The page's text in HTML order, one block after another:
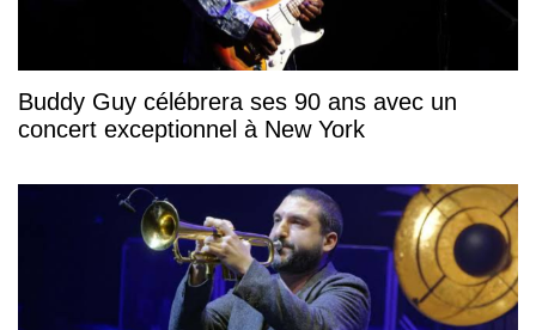
Buddy Guy célébrera ses 90 ans avec un
concert exceptionnel à New York